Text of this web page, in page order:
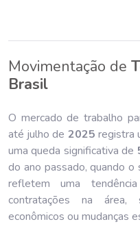
Movimentação de
Brasil
O mercado de trabalho
até julho de 2025 registra
uma queda significativa de
do ano passado, quando
refletem uma
contratações na área,
econômicos ou mudanças